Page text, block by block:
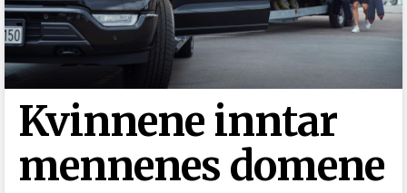
Kvinnene inntar
mennenes domene